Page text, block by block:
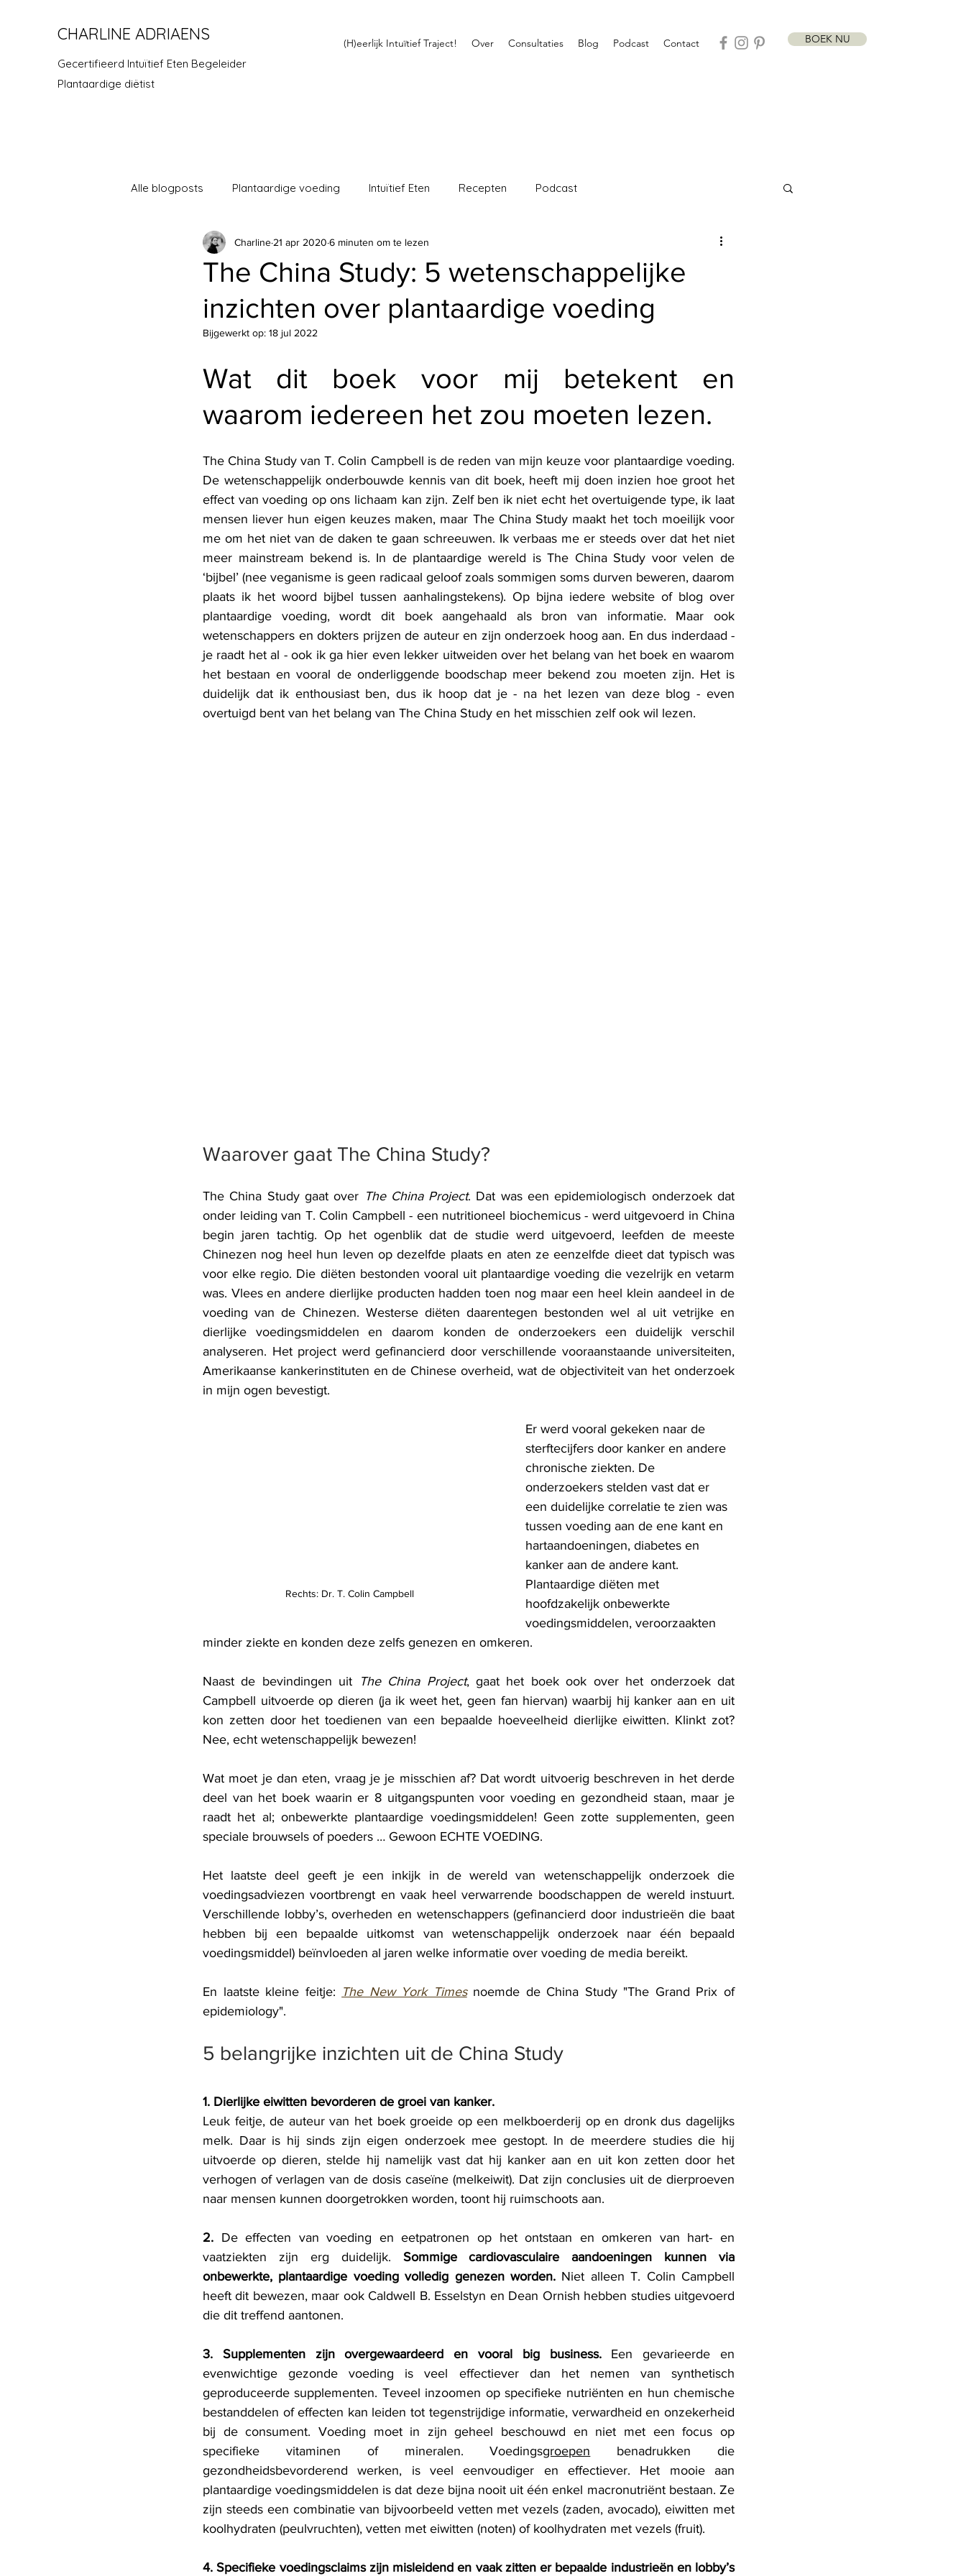
CHARLINE ADRIAENS
Gecertifieerd Intuïtief Eten Begeleider
Plantaardige diëtist
(H)eerlijk Intuïtief Traject! Over Consultaties Blog Podcast Contact BOEK NU
Alle blogposts Plantaardige voeding Intuïtief Eten Recepten Podcast
The China Study: 5 wetenschappelijke
inzichten over plantaardige voeding
Charline 21 apr 2020 6 minuten om te lezen
Bijgewerkt op: 18 jul 2022
Wat dit boek voor mij betekent en
waarom iedereen het zou moeten lezen.
The China Study van T. Colin Campbell is de reden van mijn keuze voor plantaardige voeding.
De wetenschappelijk onderbouwde kennis van dit boek, heeft mij doen inzien hoe groot het
effect van voeding op ons lichaam kan zijn. Zelf ben ik niet echt het overtuigende type, ik laat
mensen liever hun eigen keuzes maken, maar The China Study maakt het toch moeilijk voor
me om het niet van de daken te gaan schreeuwen. Ik verbaas me er steeds over dat het niet
meer mainstream bekend is. In de plantaardige wereld is The China Study voor velen de
‘bijbel’ (nee veganisme is geen radicaal geloof zoals sommigen soms durven beweren, daarom
plaats ik het woord bijbel tussen aanhalingstekens). Op bijna iedere website of blog over
plantaardige voeding, wordt dit boek aangehaald als bron van informatie. Maar ook
wetenschappers en dokters prijzen de auteur en zijn onderzoek hoog aan. En dus inderdaad -
je raadt het al - ook ik ga hier even lekker uitweiden over het belang van het boek en waarom
het bestaan en vooral de onderliggende boodschap meer bekend zou moeten zijn. Het is
duidelijk dat ik enthousiast ben, dus ik hoop dat je - na het lezen van deze blog - even
overtuigd bent van het belang van The China Study en het misschien zelf ook wil lezen.
Waarover gaat The China Study?
The China Study gaat over The China Project. Dat was een epidemiologisch onderzoek dat
onder leiding van T. Colin Campbell - een nutritioneel biochemicus - werd uitgevoerd in China
begin jaren tachtig. Op het ogenblik dat de studie werd uitgevoerd, leefden de meeste
Chinezen nog heel hun leven op dezelfde plaats en aten ze eenzelfde dieet dat typisch was
voor elke regio. Die diëten bestonden vooral uit plantaardige voeding die vezelrijk en vetarm
was. Vlees en andere dierlijke producten hadden toen nog maar een heel klein aandeel in de
voeding van de Chinezen. Westerse diëten daarentegen bestonden wel al uit vetrijke en
dierlijke voedingsmiddelen en daarom konden de onderzoekers een duidelijk verschil
analyseren. Het project werd gefinancierd door verschillende vooraanstaande universiteiten,
Amerikaanse kankerinstituten en de Chinese overheid, wat de objectiviteit van het onderzoek
in mijn ogen bevestigt.
Rechts: Dr. T. Colin Campbell
Er werd vooral gekeken naar de
sterftecijfers door kanker en andere
chronische ziekten. De
onderzoekers stelden vast dat er
een duidelijke correlatie te zien was
tussen voeding aan de ene kant en
hartaandoeningen, diabetes en
kanker aan de andere kant.
Plantaardige diëten met
hoofdzakelijk onbewerkte
voedingsmiddelen, veroorzaakten
minder ziekte en konden deze zelfs genezen en omkeren.
Naast de bevindingen uit The China Project, gaat het boek ook over het onderzoek dat
Campbell uitvoerde op dieren (ja ik weet het, geen fan hiervan) waarbij hij kanker aan en uit
kon zetten door het toedienen van een bepaalde hoeveelheid dierlijke eiwitten. Klinkt zot?
Nee, echt wetenschappelijk bewezen!
Wat moet je dan eten, vraag je je misschien af? Dat wordt uitvoerig beschreven in het derde
deel van het boek waarin er 8 uitgangspunten voor voeding en gezondheid staan, maar je
raadt het al; onbewerkte plantaardige voedingsmiddelen! Geen zotte supplementen, geen
speciale brouwsels of poeders … Gewoon ECHTE VOEDING.
Het laatste deel geeft je een inkijk in de wereld van wetenschappelijk onderzoek die
voedingsadviezen voortbrengt en vaak heel verwarrende boodschappen de wereld instuurt.
Verschillende lobby’s, overheden en wetenschappers (gefinancierd door industrieën die baat
hebben bij een bepaalde uitkomst van wetenschappelijk onderzoek naar één bepaald
voedingsmiddel) beïnvloeden al jaren welke informatie over voeding de media bereikt.
En laatste kleine feitje: The New York Times noemde de China Study "The Grand Prix of
epidemiology".
5 belangrijke inzichten uit de China Study
1. Dierlijke eiwitten bevorderen de groei van kanker.
Leuk feitje, de auteur van het boek groeide op een melkboerderij op en dronk dus dagelijks
melk. Daar is hij sinds zijn eigen onderzoek mee gestopt. In de meerdere studies die hij
uitvoerde op dieren, stelde hij namelijk vast dat hij kanker aan en uit kon zetten door het
verhogen of verlagen van de dosis caseïne (melkeiwit). Dat zijn conclusies uit de dierproeven
naar mensen kunnen doorgetrokken worden, toont hij ruimschoots aan.
2. De effecten van voeding en eetpatronen op het ontstaan en omkeren van hart- en
vaatziekten zijn erg duidelijk. Sommige cardiovasculaire aandoeningen kunnen via
onbewerkte, plantaardige voeding volledig genezen worden. Niet alleen T. Colin Campbell
heeft dit bewezen, maar ook Caldwell B. Esselstyn en Dean Ornish hebben studies uitgevoerd
die dit treffend aantonen.
3. Supplementen zijn overgewaardeerd en vooral big business. Een gevarieerde en
evenwichtige gezonde voeding is veel effectiever dan het nemen van synthetisch
geproduceerde supplementen. Teveel inzoomen op specifieke nutriënten en hun chemische
bestanddelen of effecten kan leiden tot tegenstrijdige informatie, verwardheid en onzekerheid
bij de consument. Voeding moet in zijn geheel beschouwd en niet met een focus op
specifieke vitaminen of mineralen. Voedingsgroepen benadrukken die
gezondheidsbevorderend werken, is veel eenvoudiger en effectiever. Het mooie aan
plantaardige voedingsmiddelen is dat deze bijna nooit uit één enkel macronutriënt bestaan. Ze
zijn steeds een combinatie van bijvoorbeeld vetten met vezels (zaden, avocado), eiwitten met
koolhydraten (peulvruchten), vetten met eiwitten (noten) of koolhydraten met vezels (fruit).
4. Specifieke voedingsclaims zijn misleidend en vaak zitten er bepaalde industrieën en lobby’s